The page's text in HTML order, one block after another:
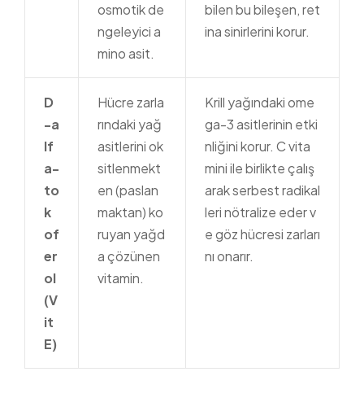
osmotik de
ngeleyici a
mino asit.
bilen bu bileşen, ret
ina sinirlerini korur.
D
-a
lf
a-
to
k
of
er
ol
(V
it
E)
Hücre zarla
rındaki yağ
asitlerini ok
sitlenmekt
en (paslan
maktan) ko
ruyan yağd
a çözünen
vitamin.
Krill yağındaki ome
ga-3 asitlerinin etki
nliğini korur. C vita
mini ile birlikte çalış
arak serbest radikal
leri nötralize eder v
e göz hücresi zarları
nı onarır.